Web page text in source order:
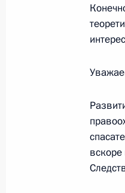
22
22
21